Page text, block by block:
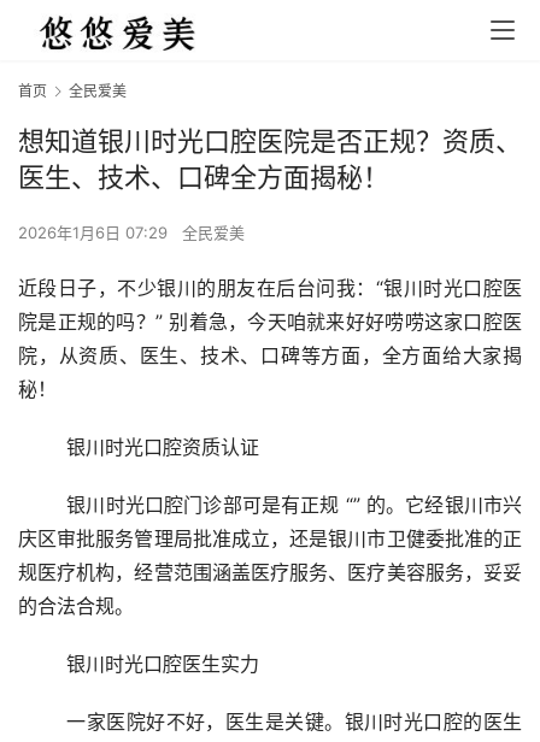
首页 全民爱美
想知道银川时光口腔医院是否正规？资质、
医生、技术、口碑全方面揭秘！
2026年1月6日 07:29 全民爱美
近段日子，不少银川的朋友在后台问我：“银川时光口腔医
院是正规的吗？” 别着急，今天咱就来好好唠唠这家口腔医
院，从资质、医生、技术、口碑等方面，全方面给大家揭
秘！
	银川时光口腔资质认证
	银川时光口腔门诊部可是有正规 “” 的。它经银川市兴
庆区审批服务管理局批准成立，还是银川市卫健委批准的正
规医疗机构，经营范围涵盖医疗服务、医疗美容服务，妥妥
的合法合规。
	银川时光口腔医生实力
	一家医院好不好，医生是关键。银川时光口腔的医生